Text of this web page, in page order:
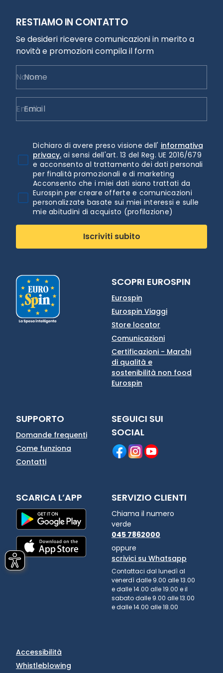
RESTIAMO IN CONTATTO
Se desideri ricevere comunicazioni in merito a
novità e promozioni compila il form
Nome
Email
Dichiaro di avere preso visione dell' informativa
privacy. ai sensi dell'art. 13 del Reg. UE 2016/679
e acconsento al trattamento dei dati personali
per finalità promozionali e di marketing
Acconsento che i miei dati siano trattati da
Eurospin per creare offerte e comunicazioni
personalizzate basate sui miei interessi e sulle
mie abitudini di acquisto (profilazione)
Iscriviti subito
SCOPRI EUROSPIN
Eurospin
Eurospin Viaggi
Store locator
Comunicazioni
Certificazioni - Marchi
di qualità e
sostenibilità non food
Eurospin
SUPPORTO
Domande frequenti
Come funziona
Contatti
SEGUICI SUI
SOCIAL
SCARICA L’APP SERVIZIO CLIENTI
Chiama il numero
verde
045 7862000
oppure
scrivici su Whatsapp
Contattaci dal lunedì al
venerdì dalle 9.00 alle 13.00
e dalle 14.00 alle 19.00 e il
sabato dalle 9.00 alle 13.00
e dalle 14.00 alle 18.00
Accessibilità
Whistleblowing